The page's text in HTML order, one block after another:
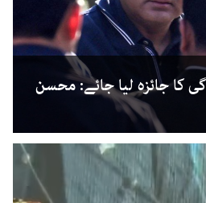
کا جائزہ لیا جائے: محسن